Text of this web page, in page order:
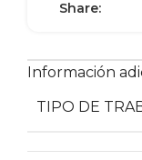
Share:
Información
TIPO DE